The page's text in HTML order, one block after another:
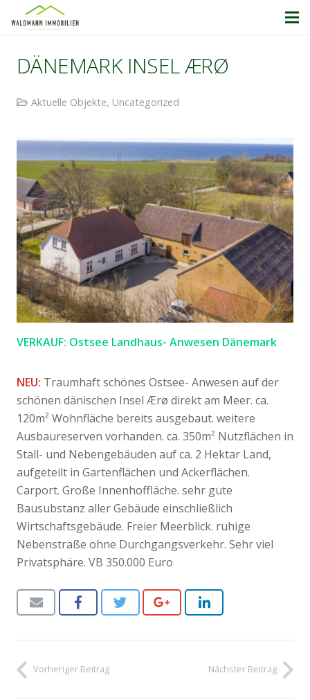
DÄNEMARK INSEL ÆRØ
Aktuelle Objekte, Uncategorized
VERKAUF: Ostsee Landhaus- Anwesen Dänemark
NEU: Traumhaft schönes Ostsee- Anwesen auf der
schönen dänischen Insel Ærø direkt am Meer. ca.
120m² Wohnfläche bereits ausgebaut. weitere
Ausbaureserven vorhanden. ca. 350m² Nutzflächen in
Stall- und Nebengebäuden auf ca. 2 Hektar Land,
aufgeteilt in Gartenflächen und Ackerflächen.
Carport. Große Innenhoffläche. sehr gute
Bausubstanz aller Gebäude einschließlich
Wirtschaftsgebäude. Freier Meerblick. ruhige
Nebenstraße ohne Durchgangsverkehr. Sehr viel
Privatsphäre. VB 350.000 Euro
Vorheriger Beitrag Nächster Beitrag